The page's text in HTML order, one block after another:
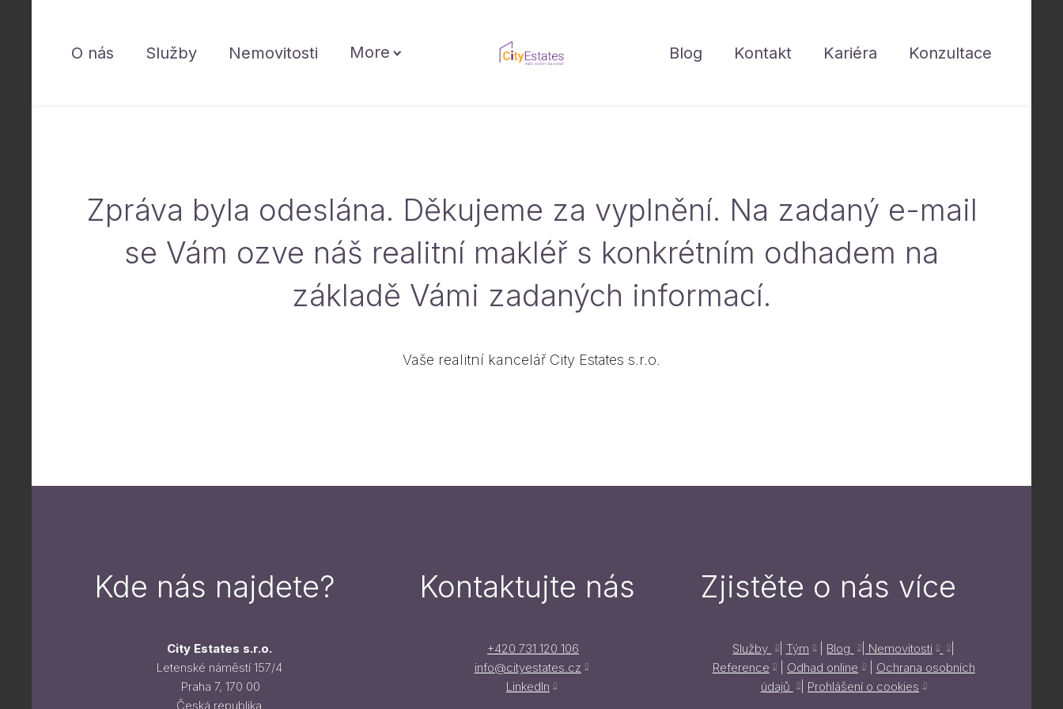
O nás Služby Nemovitosti More Blog Kontakt Kariéra Konzultace
Zpráva byla odeslána. Děkujeme za vyplnění. Na zadaný e-mail
se Vám ozve náš realitní makléř s konkrétním odhadem na
základě Vámi zadaných informací.
Vaše realitní kancelář City Estates s.r.o.
Kde nás najdete?
City Estates s.r.o.
Letenské náměstí 157/4
Praha 7, 170 00
Česká republika
Kontaktujte nás
+420 731 120 106
info@cityestates.cz
LinkedIn
Zjistěte o nás více
Služby | Tým | Blog | Nemovitosti
|
Reference
Odhad online | Ochrana osobních
údajů
Prohlášení o cookies